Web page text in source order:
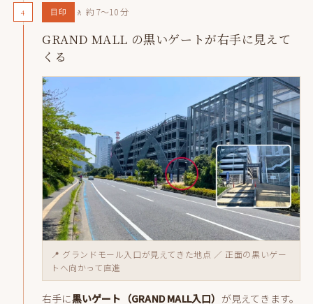
4 目印 🚶 約 7〜10 分
GRAND MALL の黒いゲートが右手に見えて
くる
📍 グランドモール入口が見えてきた地点 ／ 正面の黒いゲー
トへ向かって直進
右手に黒いゲート（GRAND MALL入口） が見えてきます。